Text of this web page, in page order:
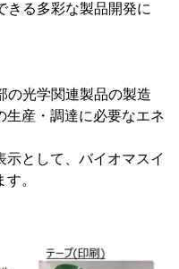
きる多彩な製品開発に
の光学関連製品の製造
生産・調達に必要なエネ
として、バイオマスイ
。